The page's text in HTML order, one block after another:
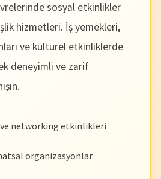
sosyal etkinlikler
hizmetleri. İş yemekleri,
ve kültürel etkinliklerde
deneyimli ve zarif
ve networking etkinlikleri
organizasyonlar